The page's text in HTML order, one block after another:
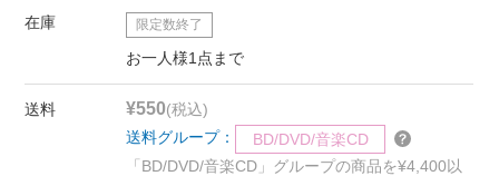
在庫 限定数終了
お一人様1点まで
送料 ¥550(税込)
送料グループ：
BD/DVD/音楽CD
「BD/DVD/音楽CD」グループの商品を¥4,400以